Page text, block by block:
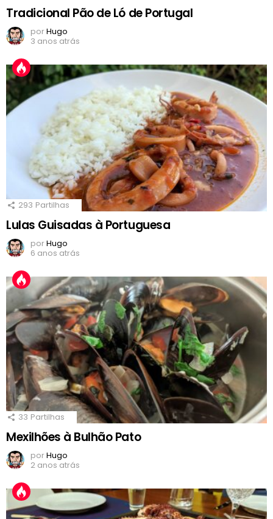
Tradicional Pão de Ló de Portugal
porHugo
3 anos atrás
293 Partilhas
Lulas Guisadas à Portuguesa
porHugo
6 anos atrás
33 Partilhas
Mexilhões à Bulhão Pato
porHugo
2 anos atrás